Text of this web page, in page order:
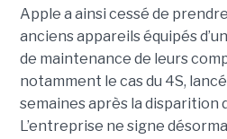
Apple a ainsi cessé de
anciens appareils équipés
de maintenance de leurs
notamment le cas du 4S,
semaines après la disparition
L’entreprise ne signe